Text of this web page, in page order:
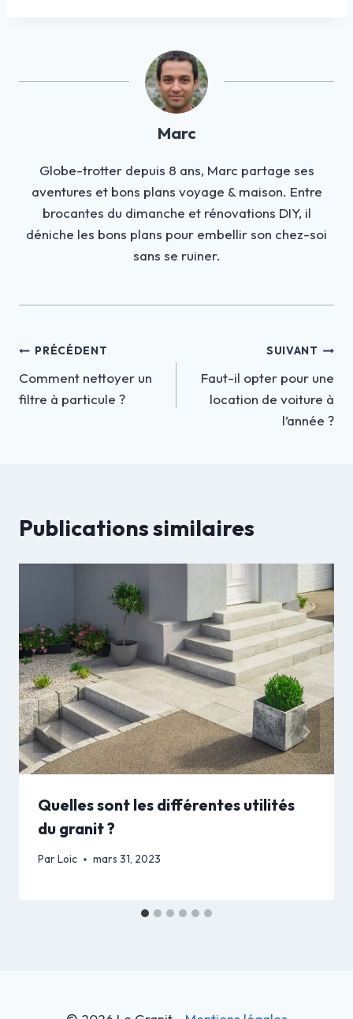
Marc
Globe-trotter depuis 8 ans, Marc partage ses
aventures et bons plans voyage & maison. Entre
brocantes du dimanche et rénovations DIY, il
déniche les bons plans pour embellir son chez-soi
sans se ruiner.
Navigation
de
PRÉCÉDENT
Comment nettoyer un
filtre à particule ?
SUIVANT
Faut-il opter pour une
location de voiture à
l’année ?
Publications similaires
Quelles sont les différentes utilités
du granit ?
ParLoic mars 31, 2023